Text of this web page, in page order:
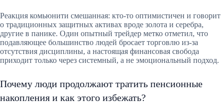
Реакция комьюнити смешанная: кто-то оптимистичен и говорит
о традиционных защитных активах вроде золота и серебра,
другие в панике. Один опытный трейдер метко отметил, что
подавляющее большинство людей бросает торговлю из-за
отсутствия дисциплины, а настоящая финансовая свобода
приходит только через системный, а не эмоциональный подход.
Почему люди продолжают тратить пенсионные
накопления и как этого избежать?